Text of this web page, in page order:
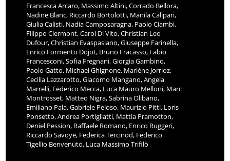
Francesca Arcaro, Massimo Altini, Corrado Bellora,
Nadine Blanc, Riccardo Bortolotti, Manila Calipari,
Giulia Calisti, Nadia Camposaragna, Paolo Ciambi,
Filippo Clermont, Carol Di Vito, Christian Leo
Dufour, Christian Evaspasiano, Giuseppe Farinella,
Enrico Formento Dojot, Bruno Fracasso, Fabio
Francesconi, Sofia Fregnani, Giorgia Gambino,
Paolo Gatto, Michael Ghignone, Marlène Jorrioz,
Cecilia Lazzarotto, Giacomo Mangano, Angela
Marrelli, Federico Mecca, Luca Mauro Melloni, Marc
Montrosset, Matteo Nigra, Sabrina Olibano,
Emiliano Pala, Gabriele Peloso, Maurizio Pitti, Loris
Ponsetto, Andrea Portigliatti, Mattia Pramotton,
Deniel Pession, Raffaele Romano, Enrico Ruggeri,
Riccardo Savoye, Federica Tercinod, Federico
Tigellio Benvenuto, Luca Massimo Trifilò